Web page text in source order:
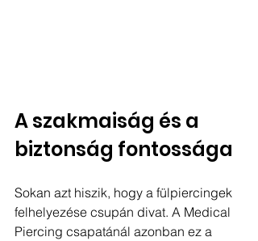
A szakmaiság és a
biztonság fontossága
Sokan azt hiszik, hogy a fülpiercingek
felhelyezése csupán divat. A Medical
Piercing csapatánál azonban ez a